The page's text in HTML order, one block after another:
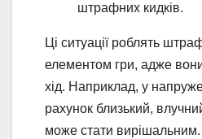
штрафних кидків.
Ці ситуації роблять
елементом гри, адже вони
хід. Наприклад, у
рахунок близький,
може стати